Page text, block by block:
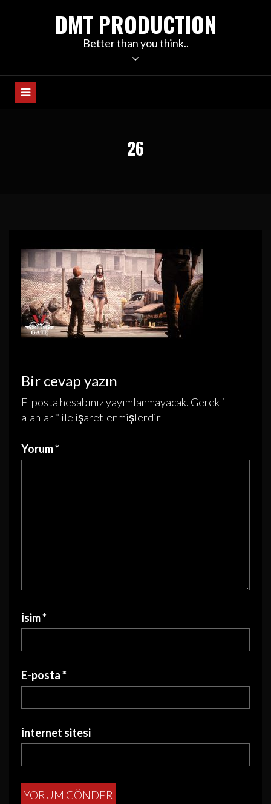
DMT PRODUCTION
Better than you think..
26
Bir cevap yazın
E-posta hesabınız yayımlanmayacak. Gerekli
alanlar* ile işaretlenmişlerdir
Yorum*
İsim*
E-posta*
İnternet sitesi